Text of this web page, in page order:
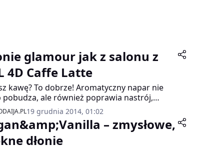
glamour jak z salonu z
4D Caffe Latte
kawę? To dobrze! Aromatyczny napar nie
pobudza, ale również poprawia nastrój,
bóle głowy, pomaga w koncentracji. A
zrób przerwę i pozwól sobie na chwileczkę
19 grudnia 2014, 01:02
– zmysłowe,
dłonie